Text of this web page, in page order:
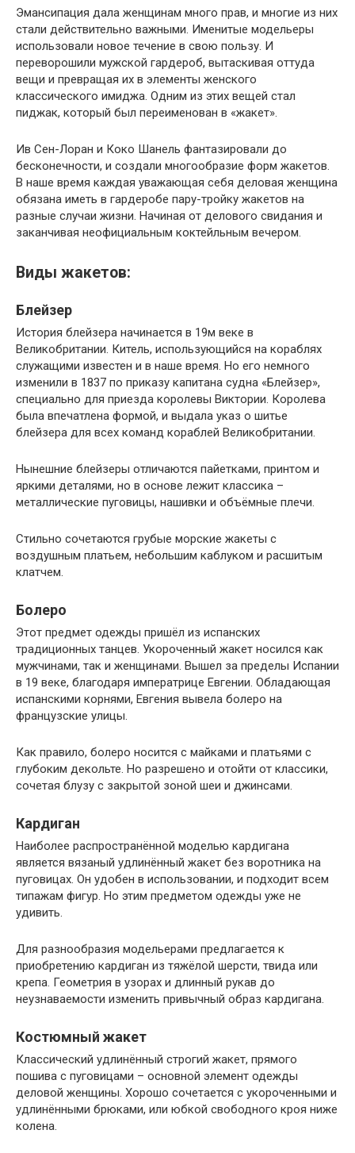
Эмансипация дала женщинам много прав, и многие из них
стали действительно важными. Именитые модельеры
использовали новое течение в свою пользу. И
переворошили мужской гардероб, вытаскивая оттуда
вещи и превращая их в элементы женского
классического имиджа. Одним из этих вещей стал
пиджак, который был переименован в «жакет».
Ив Сен-Лоран и Коко Шанель фантазировали до
бесконечности, и создали многообразие форм жакетов.
В наше время каждая уважающая себя деловая женщина
обязана иметь в гардеробе пару-тройку жакетов на
разные случаи жизни. Начиная от делового свидания и
заканчивая неофициальным коктейльным вечером.
Виды жакетов:
Блейзер
История блейзера начинается в 19м веке в
Великобритании. Китель, использующийся на кораблях
служащими известен и в наше время. Но его немного
изменили в 1837 по приказу капитана судна «Блейзер»,
специально для приезда королевы Виктории. Королева
была впечатлена формой, и выдала указ о шитье
блейзера для всех команд кораблей Великобритании.
Нынешние блейзеры отличаются пайетками, принтом и
яркими деталями, но в основе лежит классика –
металлические пуговицы, нашивки и объёмные плечи.
Стильно сочетаются грубые морские жакеты с
воздушным платьем, небольшим каблуком и расшитым
клатчем.
Болеро
Этот предмет одежды пришёл из испанских
традиционных танцев. Укороченный жакет носился как
мужчинами, так и женщинами. Вышел за пределы Испании
в 19 веке, благодаря императрице Евгении. Обладающая
испанскими корнями, Евгения вывела болеро на
французские улицы.
Как правило, болеро носится с майками и платьями с
глубоким декольте. Но разрешено и отойти от классики,
сочетая блузу с закрытой зоной шеи и джинсами.
Кардиган
Наиболее распространённой моделью кардигана
является вязаный удлинённый жакет без воротника на
пуговицах. Он удобен в использовании, и подходит всем
типажам фигур. Но этим предметом одежды уже не
удивить.
Для разнообразия модельерами предлагается к
приобретению кардиган из тяжёлой шерсти, твида или
крепа. Геометрия в узорах и длинный рукав до
неузнаваемости изменить привычный образ кардигана.
Костюмный жакет
Классический удлинённый строгий жакет, прямого
пошива с пуговицами – основной элемент одежды
деловой женщины. Хорошо сочетается с укороченными и
удлинёнными брюками, или юбкой свободного кроя ниже
колена.